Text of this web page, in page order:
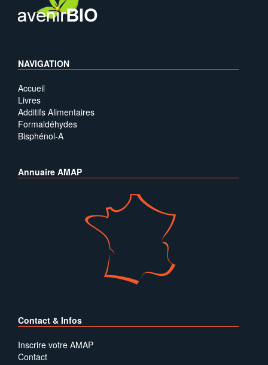
NAVIGATION
Accueil
Livres
Additifs Alimentaires
Formaldéhydes
Bisphénol-A
Annuaire AMAP
Contact & Infos
Inscrire votre AMAP
Contact